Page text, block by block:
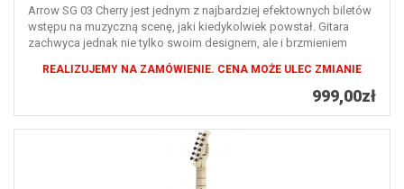
Arrow SG 03 Cherry jest jednym z najbardziej efektownych biletów
wstępu na muzyczną scenę, jaki kiedykolwiek powstał. Gitara
zachwyca jednak nie tylko swoim designem, ale i brzmieniem
REALIZUJEMY NA ZAMÓWIENIE. CENA MOŻE ULEC ZMIANIE
999,00zł